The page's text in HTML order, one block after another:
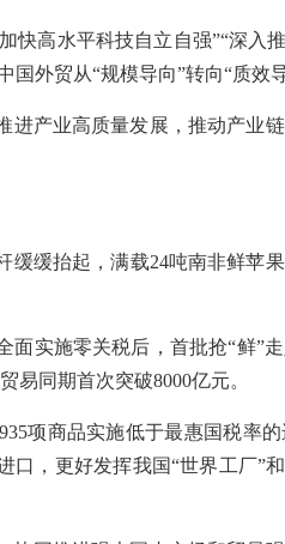
快高水平科技自立自强”“深入
外贸从“规模导向”转向“质效
进产业高质量发展，推动产业
缓缓抬起，满载24吨南非鲜苹
面实施零关税后，首批抢“鲜”
易同期首次突破8000亿元。
项商品实施低于最惠国税率
，更好发挥我国“世界工厂”